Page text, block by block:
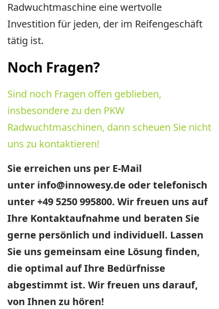
Radwuchtmaschine eine wertvolle
Investition für jeden, der im Reifengeschäft
tätig ist.
Noch Fragen?
Sind noch Fragen offen geblieben,
insbesondere zu den PKW
Radwuchtmaschinen, dann scheuen Sie nicht
uns zu kontaktieren!
Sie erreichen uns per E-Mail
unter info@innowesy.de oder telefonisch
unter +49 5250 995800. Wir freuen uns auf
Ihre Kontaktaufnahme und beraten Sie
gerne persönlich und individuell. Lassen
Sie uns gemeinsam eine Lösung finden,
die optimal auf Ihre Bedürfnisse
abgestimmt ist. Wir freuen uns darauf,
von Ihnen zu hören!